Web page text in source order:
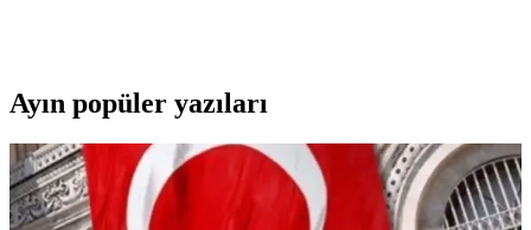
Ayın popüler yazıları